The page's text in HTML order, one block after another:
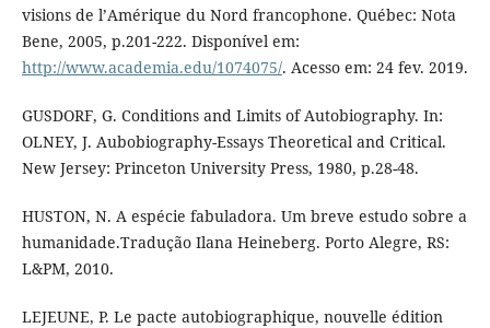
visions de l’Amérique du Nord francophone. Québec: Nota
Bene, 2005, p.201-222. Disponível em:
http://www.academia.edu/1074075/. Acesso em: 24 fev. 2019.
GUSDORF, G. Conditions and Limits of Autobiography. In:
OLNEY, J. Aubobiography-Essays Theoretical and Critical.
New Jersey: Princeton University Press, 1980, p.28-48.
HUSTON, N. A espécie fabuladora. Um breve estudo sobre a
humanidade.Tradução Ilana Heineberg. Porto Alegre, RS:
L&PM, 2010.
LEJEUNE, P. Le pacte autobiographique, nouvelle édition